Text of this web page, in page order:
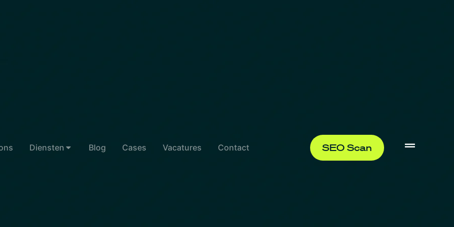
Diensten Blog Cases Vacatures Contact SEO Scan